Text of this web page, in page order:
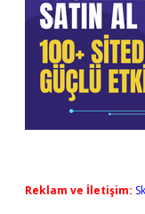
Reklam ve İletişim: